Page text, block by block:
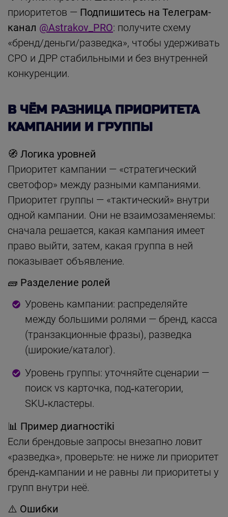
приоритетов — Подпишитесь на Телеграм-
канал @Astrakov_PRO: получите схему
«бренд/деньги/разведка», чтобы удерживать
CPO и ДРР стабильными и без внутренней
конкуренции.
В ЧЁМ РАЗНИЦА ПРИОРИТЕТА
КАМПАНИИ И ГРУППЫ
🧭 Логика уровней
Приоритет кампании — «стратегический
светофор» между разными кампаниями.
Приоритет группы — «тактический» внутри
одной кампании. Они не взаимозаменяемы:
сначала решается, какая кампания имеет
право выйти, затем, какая группа в ней
показывает объявление.
🧱 Разделение ролей
Уровень кампании: распределяйте
между большими ролями — бренд, касса
(транзакционные фразы), разведка
(широкие/каталог).
Уровень группы: уточняйте сценарии —
поиск vs карточка, под‑категории,
SKU‑кластеры.
📊 Пример диагностiki
Если брендовые запросы внезапно ловит
«разведка», проверьте: не ниже ли приоритет
бренд‑кампании и не равны ли приоритеты у
групп внутри неё.
⚠️ Ошибки